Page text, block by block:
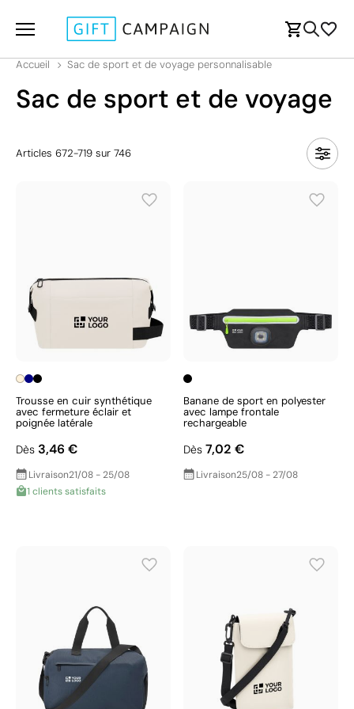
Accueil Sac de sport et de voyage personnalisable
Sac de sport et de voyage
Articles 672-719 sur 746
Trousse en cuir synthétique
avec fermeture éclair et
poignée latérale
Dès 3,46 €
Livraison21/08 - 25/08
1 clients satisfaits
Banane de sport en polyester
avec lampe frontale
rechargeable
Dès 7,02 €
Livraison25/08 - 27/08